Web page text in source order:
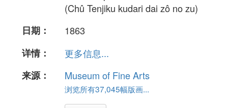
(Chû Tenjiku kudari dai zô no zu)
日期：
1863
详情：
更多信息...
来源：
Museum of Fine Arts
浏览所有37,045幅版画...